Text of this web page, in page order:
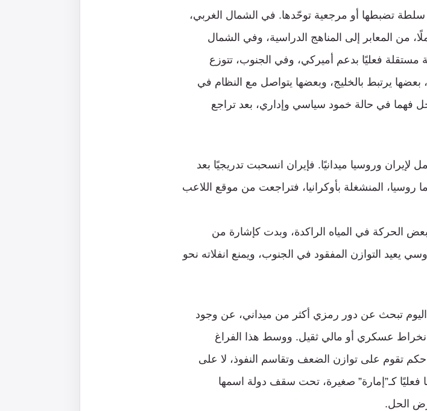
سلطة تضبطها أو مرجعية توحّدها. في الشمال الغربي،
من المعابر إلى المناهج الدراسية، وفي الشمال
فعليًا بدعم أميركي، وفي الجنوب، تتوزع
بعضها يرتبط بالخليج، وبعضها يتواصل مع النظام في
في حالة خمود سياسي وإداري، بعد تراجع
لإيران وروسيا ميدانيًا. فإيران انسحبت تدريجيًا بعد
روسيا، المنشغلة بأوكرانيا، فتراجعت من موقع اللاعب
الحركة في المياه الراكدة، وبدت كإشارة من
التوازن المفقود في الجنوب، ويمنع انفلاته نحو
الجديدة ليست روسيا 2015: هي اليوم تبحث عن دور رمزي أكثر من ميداني، عن وجود
انخراط عسكري أو مالي ثقيل. ووسط هذا الفراغ
حكم تقوم على توازن الضعف وتقاسم النفوذ، لا على
كـ”إمارة” صغيرة، تحت سقف دولة اسمها
الحل.